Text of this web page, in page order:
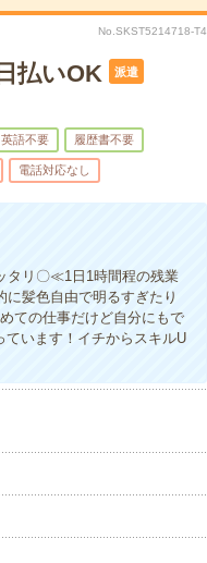
No.SKST5214718-T4
払いOK 派遣
英語不要 履歴書不要
電話対応なし
タリ〇≪1日1時間程の残業
髪色自由で明るすぎたり
ての仕事だけど自分にもで
います！イチからスキルU